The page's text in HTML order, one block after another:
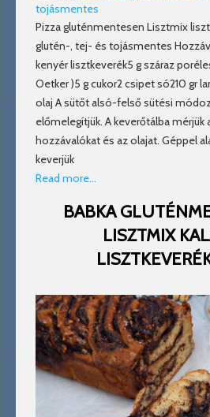
tojásmentes
Pizza gluténmentesen Lisztmix
glutén-, tej- és tojásmentes
kenyér lisztkeverék5 g száraz
Oetker )5 g cukor2 csipet só210 gr
olaj A sütőt alsó-felső sütési
előmelegítjük. A keverőtálba mérjük
hozzávalókat és az olajat. Géppel
keverjük
Read more…
BABKA
LISZTMIX